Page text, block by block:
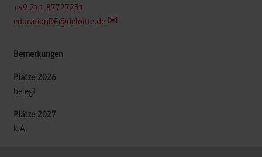
+49 211 87727231
educationDE@deloitte.de
belegt
k.A.